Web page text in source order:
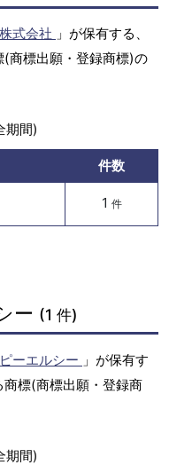
式会社 」が保有する、
商標出願・登録商標)の
期間)
件数
1 件
ー (1 件)
ーエルシー 」が保有す
標(商標出願・登録商
期間)